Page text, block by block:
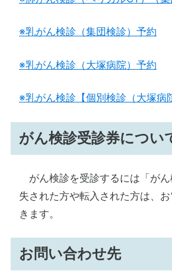
※乳がん検診（集団検診）予約
※乳がん検診（大塚病院）予約
※乳がん検診【個別検診（大塚病
がん検診受診券につい
がん検診を受診するには「が
失された方や転入された方は、
きます。
お問い合わせ先